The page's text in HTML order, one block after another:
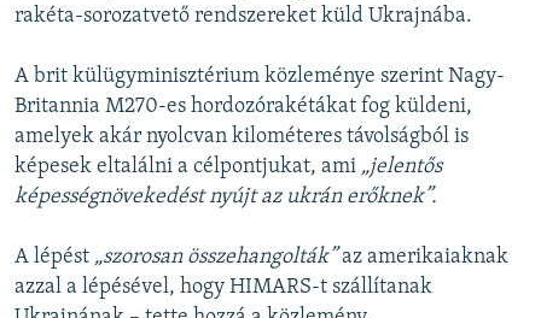
rakéta-sorozatvető rendszereket küld Ukrajnába.
A brit külügyminisztérium közleménye szerint Nagy-
Britannia M270-es hordozórakétákat fog küldeni,
amelyek akár nyolcvan kilométeres távolságból is
képesek eltalálni a célpontjukat, ami „jelentős
képességnövekedést nyújt az ukrán erőknek”.
A lépést „szorosan összehangolták”az amerikaiaknak
azzal a lépésével, hogy HIMARS-t szállítanak